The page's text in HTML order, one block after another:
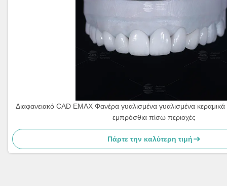
Διαφανειακό CAD EMAX Φανέρα γυαλισμένα γυαλισμένα
εμπρόσθια πίσω περιοχές
Πάρτε την καλύτερη τιμή